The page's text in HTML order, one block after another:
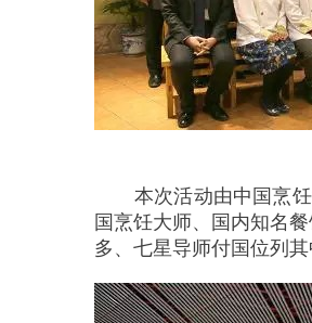
本次活动由中国烹
国烹饪大师、国内知名
多、七星导师付国位列其